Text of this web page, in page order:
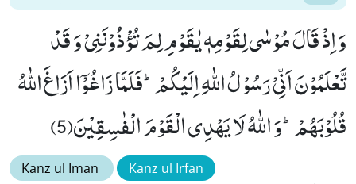
وَ اِذْ قَالَ مُوْسٰى لِقَوْمِهٖ یٰقَوْمِ لِمَ تُؤْذُوْنَنِیْ وَ قَدْ
تَّعْلَمُوْنَ اَنِّیْ رَسُوْلُ اللّٰهِ اِلَیْكُمْؕ-فَلَمَّا زَاغُوْۤا اَزَاغَ اللّٰهُ
قُلُوْبَهُمْؕ-وَ اللّٰهُ لَا یَهْدِی الْقَوْمَ الْفٰسِقِیْنَ(5)
Kanz ul Iman Kanz ul Irfan